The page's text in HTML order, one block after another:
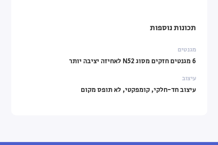
תכונות נוספות
מגנטים
6 מגנטים חזקים מסוג N52 לאחיזה יציבה יותר
עיצוב
עיצוב חד-חלקי, קומפקטי, לא תופס מקום